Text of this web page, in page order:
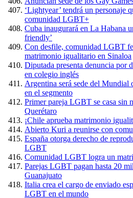
‘Lightyear’ tendrá un personaje
comunidad LGBT+
Cuba inaugurará en La Habana
friendly’
Con desfile, comunidad LGBT
matrimonio igualitario en Sinaloa
Diputada presenta denuncia por
en colegio inglés
Argentina será sede del
en el segmento
Primer pareja LGBT se casa sin
Querétaro
¡Chile aprueba matrimonio
Abierto Kuri a reunirse con
España otorga derecho de
LGBT
Comunidad LGBT logra un
Parejas LGBT pagan hasta 20
Guanajuato
Italia crea el cargo de enviado
LGBT en el mundo